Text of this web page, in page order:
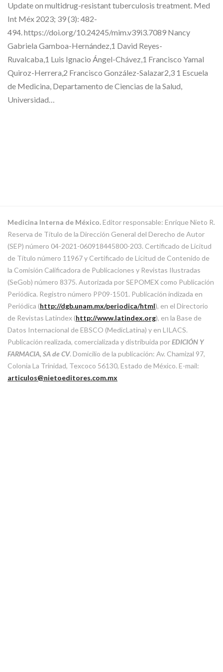
Update on multidrug-resistant tuberculosis treatment. Med
Int Méx 2023; 39 (3): 482-
494. https://doi.org/10.24245/mim.v39i3.7089 Nancy
Gabriela Gamboa-Hernández,1 David Reyes-
Ruvalcaba,1 Luis Ignacio Ángel-Chávez,1 Francisco Yamal
Quiroz-Herrera,2 Francisco González-Salazar2,3 1 Escuela
de Medicina, Departamento de Ciencias de la Salud,
Universidad…
Medicina Interna de México.Editor responsable: Enrique Nieto R.
Reserva de Título de la Dirección General del Derecho de Autor
(SEP) número 04-2021-060918445800-203. Certificado de Licitud
de Título número 11967 y Certificado de Licitud de Contenido de
la Comisión Calificadora de Publicaciones y Revistas Ilustradas
(SeGob) número 8375. Autorizada por SEPOMEX como Publicación
Periódica. Registro número PP09-1501. Publicación indizada en
Periódica (http://dgb.unam.mx/periodica/html), en el Directorio
de Revistas Latindex (http://www.latindex.org), en la Base de
Datos Internacional de EBSCO (MedicLatina) y en LILACS.
Publicación realizada, comercializada y distribuida porEDICIÓN Y
FARMACIA, SA de CV. Domicilio de la publicación: Av. Chamizal 97,
Colonia La Trinidad, Texcoco 56130, Estado de México. E-mail:
articulos@nietoeditores.com.mx